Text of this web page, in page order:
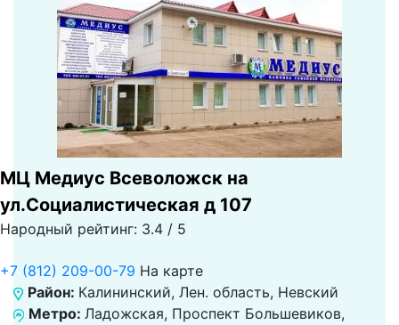
МЦ Медиус Всеволожск на
ул.Социалистическая д 107
Народный рейтинг: 3.4 / 5
+7 (812) 209-00-79 На карте
Район: Калининский, Лен. область, Невский
Метро: Ладожская, Проспект Большевиков,